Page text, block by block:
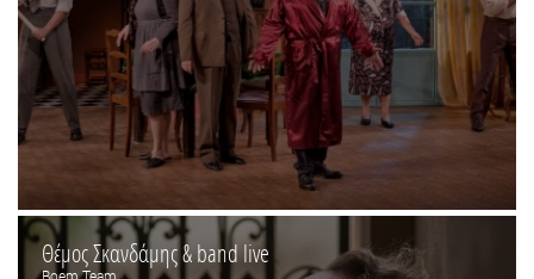
Θέμος Σκανδάμης & band live